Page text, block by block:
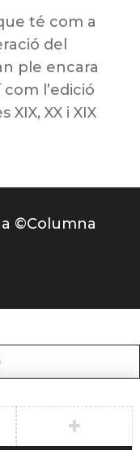
té com a
del
ple encara
l’edició
XX i XIX
©Columna